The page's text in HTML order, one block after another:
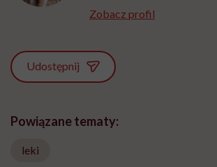
Zobacz profil
Udostępnij
Powiązane tematy:
leki